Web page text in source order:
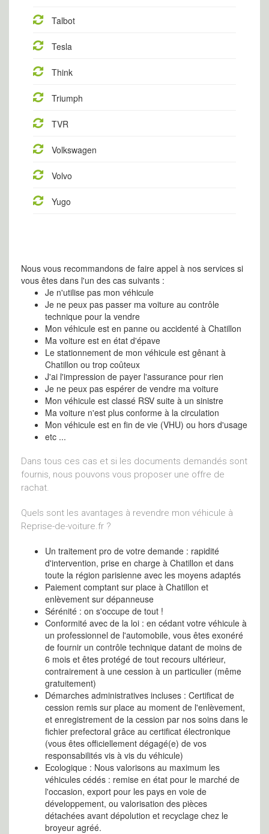
Talbot
Tesla
Think
Triumph
TVR
Volkswagen
Volvo
Yugo
Nous vous recommandons de faire appel à nos services si
vous êtes dans l'un des cas suivants :
Je n'utilise pas mon véhicule
Je ne peux pas passer ma voiture au contrôle
technique pour la vendre
Mon véhicule est en panne ou accidenté à Chatillon
Ma voiture est en état d'épave
Le stationnement de mon véhicule est gênant à
Chatillon ou trop coûteux
J'ai l'impression de payer l'assurance pour rien
Je ne peux pas espérer de vendre ma voiture
Mon véhicule est classé RSV suite à un sinistre
Ma voiture n'est plus conforme à la circulation
Mon véhicule est en fin de vie (VHU) ou hors d'usage
etc ...
Dans tous ces cas et si les documents demandés sont
fournis, nous pouvons vous proposer une offre de
rachat.
Quels sont les avantages à revendre mon véhicule à
Reprise-de-voiture.fr ?
Un traitement pro de votre demande : rapidité
d'intervention, prise en charge à Chatillon et dans
toute la région parisienne avec les moyens adaptés
Paiement comptant sur place à Chatillon et
enlèvement sur dépanneuse
Sérénité : on s'occupe de tout !
Conformité avec de la loi : en cédant votre véhicule à
un professionnel de l'automobile, vous êtes exonéré
de fournir un contrôle technique datant de moins de
6 mois et êtes protégé de tout recours ultérieur,
contrairement à une cession à un particulier (même
gratuitement)
Démarches administratives incluses : Certificat de
cession remis sur place au moment de l'enlèvement,
et enregistrement de la cession par nos soins dans le
fichier prefectoral grâce au certificat électronique
(vous êtes officiellement dégagé(e) de vos
responsabilités vis à vis du véhicule)
Ecologique : Nous valorisons au maximum les
véhicules cédés : remise en état pour le marché de
l'occasion, export pour les pays en voie de
développement, ou valorisation des pièces
détachées avant dépolution et recyclage chez le
broyeur agréé.